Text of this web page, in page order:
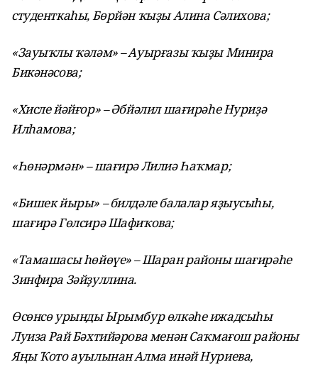
студенткаһы, Бөрйән ҡыҙы Алина Сәлихова;
«Зауыҡлы ҡәләм» – Ауырғазы ҡыҙы Минира
Бикәнәсова;
«Хисле йәйғор» – Әбйәлил шағирәһе Нуриҙә
Илһамова;
«Һөнәрмән» – шағирә Лилиә Һаҡмар;
«Бишек йыры» – билдәле балалар яҙыусыһы,
шағирә Гөлсирә Шафиҡова;
«Тамашасы һөйөүе» – Шаран районы шағирәһе
Зинфира Зәйҙуллина.
Өсөнсө урынды Ырымбур өлкәһе ижадсыһы
Луиза Рай Бәхтийәрова менән Саҡмағош районы
Яңы Ҡото ауылынан Алма инәй Нуриева,